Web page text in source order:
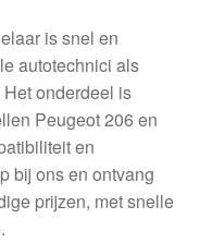
is snel en
autotechnici als
onderdeel is
Peugeot 206 en
en
bij ons en ontvang
prijzen, met snelle